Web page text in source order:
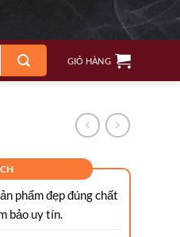
GIỎ HÀNG
phẩm đẹp đúng chất
bảo uy tín.